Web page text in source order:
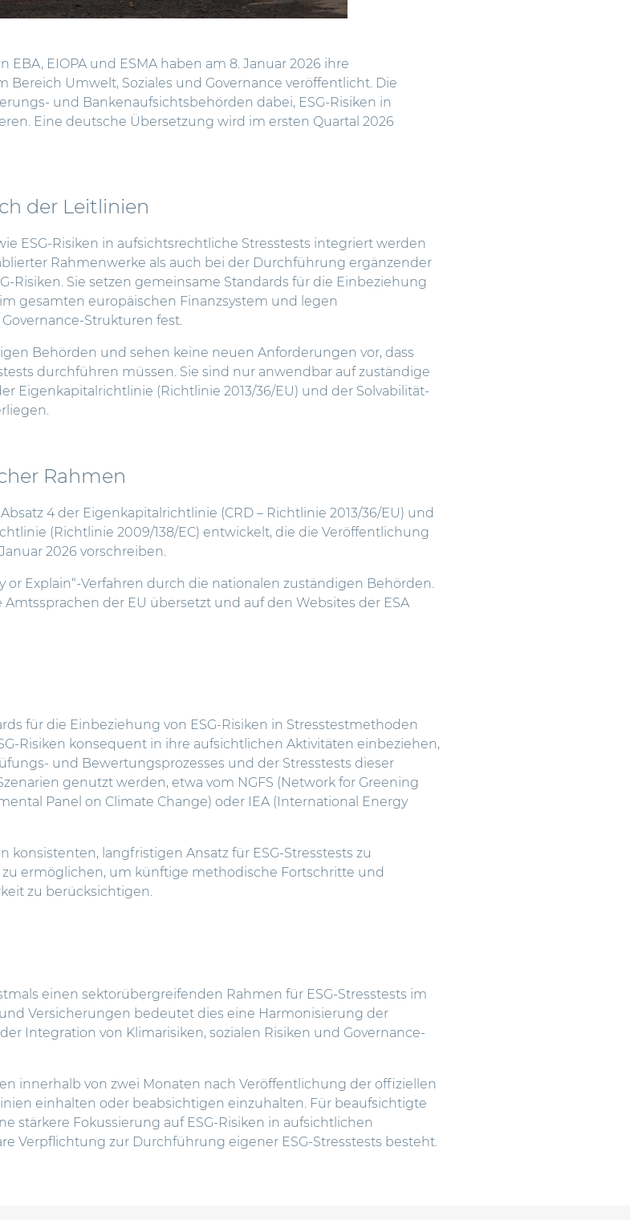
EIOPA und ESMA haben am 8. Januar 2026 ihre
Bereich Umwelt, Soziales und Governance veröffentlicht. Die
und Bankenaufsichtsbehörden dabei, ESG-Risiken in
Eine deutsche Übersetzung wird im ersten Quartal 2026
der Leitlinien
ESG-Risiken in aufsichtsrechtliche Stresstests integriert werden
Rahmenwerke als auch bei der Durchführung ergänzender
Risiken. Sie setzen gemeinsame Standards für die Einbeziehung
gesamten europäischen Finanzsystem und legen
Strukturen fest.
Behörden und sehen keine neuen Anforderungen vor, dass
durchführen müssen. Sie sind nur anwendbar auf zuständige
Eigenkapitalrichtlinie (Richtlinie 2013/36/EU) und der Solvabilität-
Rahmen
4 der Eigenkapitalrichtlinie (CRD – Richtlinie 2013/36/EU) und
(Richtlinie 2009/138/EC) entwickelt, die die Veröffentlichung
2026 vorschreiben.
Explain“-Verfahren durch die nationalen zuständigen Behörden.
der EU übersetzt und auf den Websites der ESA
für die Einbeziehung von ESG-Risiken in Stresstestmethoden
Risiken konsequent in ihre aufsichtlichen Aktivitäten einbeziehen,
und Bewertungsprozesses und der Stresstests dieser
genutzt werden, etwa vom NGFS (Network for Greening
Panel on Climate Change) oder IEA (International Energy
konsistenten, langfristigen Ansatz für ESG-Stresstests zu
ermöglichen, um künftige methodische Fortschritte und
zu berücksichtigen.
einen sektorübergreifenden Rahmen für ESG-Stresstests im
Versicherungen bedeutet dies eine Harmonisierung der
Integration von Klimarisiken, sozialen Risiken und Governance-
innerhalb von zwei Monaten nach Veröffentlichung der offiziellen
einhalten oder beabsichtigen einzuhalten. Für beaufsichtigte
stärkere Fokussierung auf ESG-Risiken in aufsichtlichen
Verpflichtung zur Durchführung eigener ESG-Stresstests besteht.